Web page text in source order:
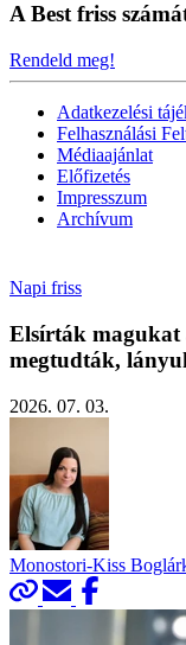
A Best friss
Rendeld meg!
Adatkezelési
Felhasználási
Médiaajánlat
Előfizetés
Impresszum
Archívum
Napi friss
Elsírták magukat
megtudták,
2026. 07. 03.
Monostori-Kiss